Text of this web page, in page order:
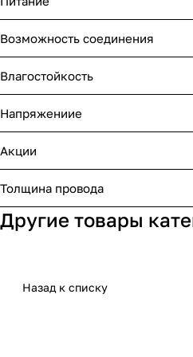
Возможность соединения
Влагостойкость
Напряжениие
Акции
Толщина провода
Другие товары
Назад к списку